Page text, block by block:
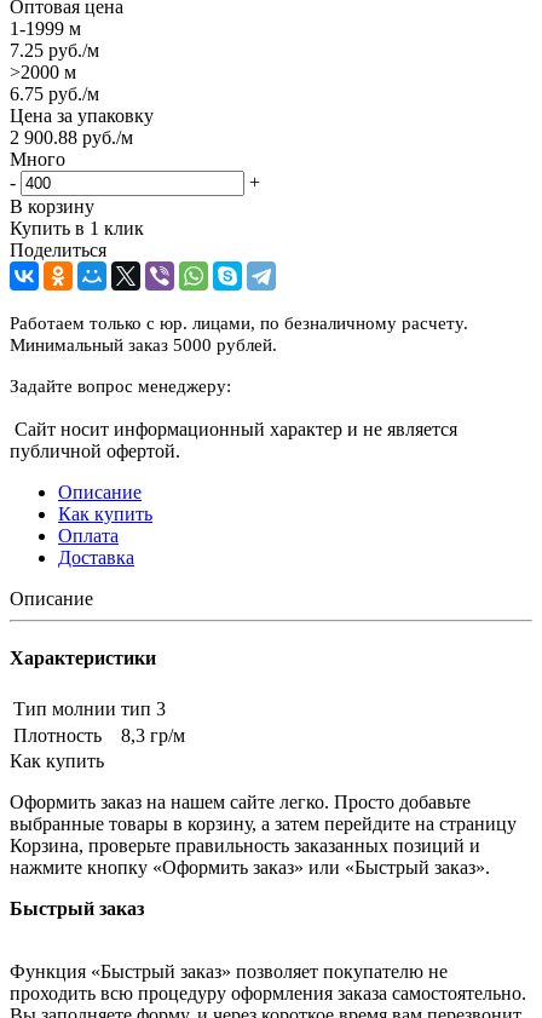
Оптовая цена
1-1999 м
7.25 руб./м
>2000 м
6.75 руб./м
Цена за упаковку
2 900.88 руб./м
Много
-
+
В корзину
Купить в 1 клик
Поделиться
Работаем только с юр. лицами, по безналичному расчету.
Минимальный заказ 5000 рублей.
Задайте вопрос менеджеру:
Сайт носит информационный характер и не является
публичной офертой.
Описание
Как купить
Оплата
Доставка
Описание
Характеристики
Тип молнии тип 3
Плотность
8,3 гр/м
Как купить
Оформить заказ на нашем сайте легко. Просто добавьте
выбранные товары в корзину, а затем перейдите на страницу
Корзина, проверьте правильность заказанных позиций и
нажмите кнопку «Оформить заказ» или «Быстрый заказ».
Быстрый заказ
Функция «Быстрый заказ» позволяет покупателю не
проходить всю процедуру оформления заказа самостоятельно.